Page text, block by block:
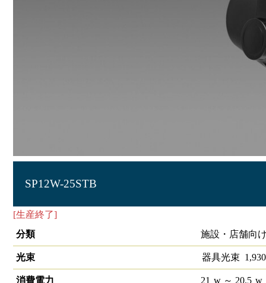
SP12W-25STB
[生産終了]
分類
施設・店舗向
光束 器具光束 1,930
消費電力 21 w～ 20.5 w